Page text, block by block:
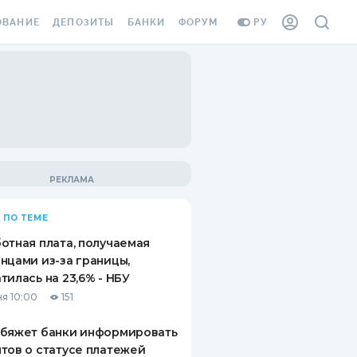
РУ
ВИНЬЕТКА
СОТРУДНИКОВ
ОТ
СЛУЧАЕВ
ДЕПОЗИТЫ
ВОПРОСЫ И ОТВЕТЫ
ПУТЕВОДИТЕЛИ ПО
СБЕРЕЖЕНИЯМ
БАНКИ ФОРУМ
ПО ТЕМЕ
плата, получаемая
из-за границы,
на 23,6% - НБУ
10:00 151
банки информировать
о статусе платежей